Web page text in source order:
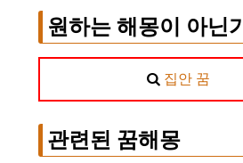
원하는 해몽이 아닌
집안 꿈
관련된 꿈해몽